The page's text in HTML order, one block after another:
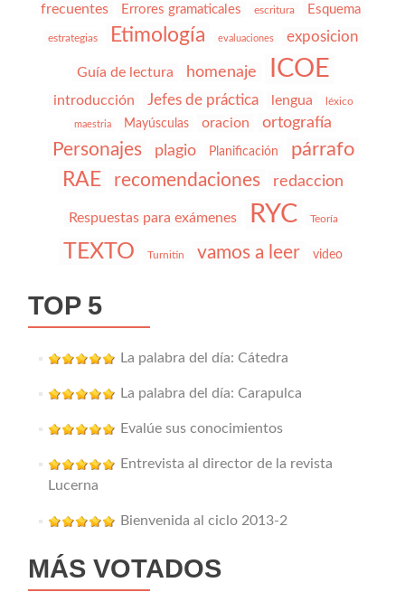
frecuentes
Errores gramaticales escritura Esquema
estrategias Etimología evaluaciones exposicion
Guía de lectura homenaje ICOE
introducción Jefes de práctica lengua léxico
maestria Mayúsculas oracion ortografía
Personajes plagio Planificación párrafo
RAE recomendaciones redaccion
Respuestas para exámenes RYC Teoría
TEXTO Turnitin vamos a leer video
TOP 5
La palabra del día: Cátedra
La palabra del día: Carapulca
Evalúe sus conocimientos
Entrevista al director de la revista
Lucerna
Bienvenida al ciclo 2013-2
MÁS VOTADOS